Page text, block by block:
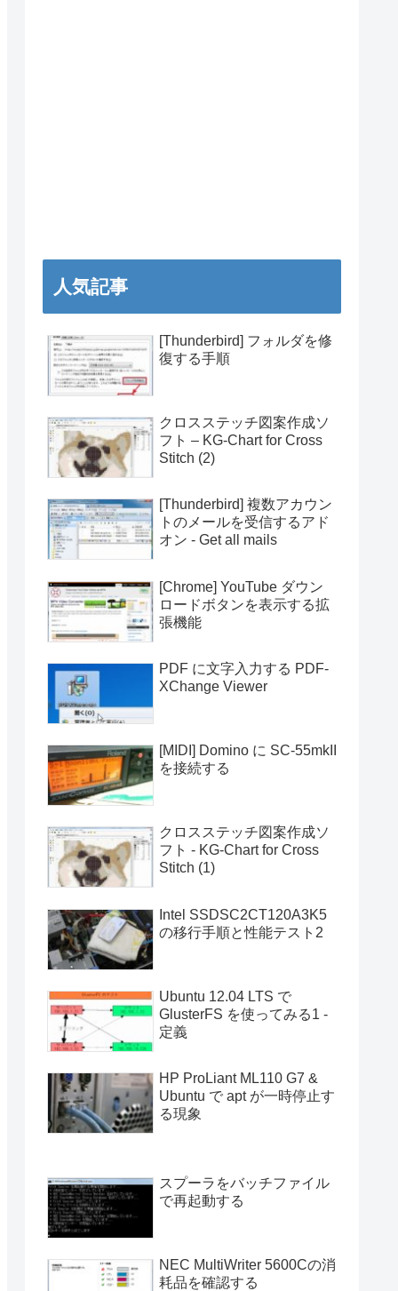
人気記事
[Thunderbird] フォルダを修
復する手順
クロスステッチ図案作成ソ
フト – KG-Chart for Cross
Stitch (2)
[Thunderbird] 複数アカウン
トのメールを受信するアド
オン - Get all mails
[Chrome] YouTube ダウン
ロードボタンを表示する拡
張機能
PDF に文字入力する PDF-
XChange Viewer
[MIDI] Domino に SC-55mkII
を接続する
クロスステッチ図案作成ソ
フト - KG-Chart for Cross
Stitch (1)
Intel SSDSC2CT120A3K5
の移行手順と性能テスト2
Ubuntu 12.04 LTS で
GlusterFS を使ってみる1 -
定義
HP ProLiant ML110 G7 &
Ubuntu で apt が一時停止す
る現象
スプーラをバッチファイル
で再起動する
NEC MultiWriter 5600Cの消
耗品を確認する